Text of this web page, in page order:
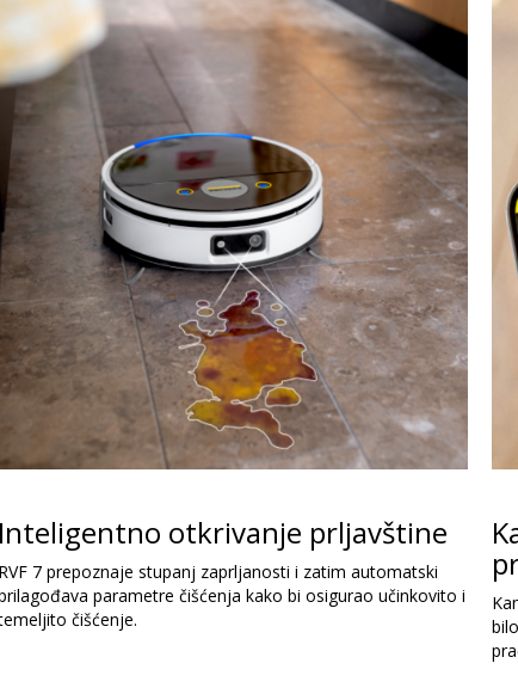
Inteligentno otkrivanje prljavštine
RVF 7 prepoznaje stupanj zaprljanosti i zatim automatski
parametre čišćenja kako bi osigurao učinkovito i
čišćenje.